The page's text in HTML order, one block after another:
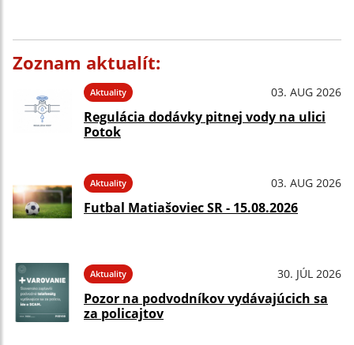
Zoznam aktualít:
Aktuality 03. AUG 2026
Regulácia dodávky pitnej vody na ulici
Potok
Aktuality 03. AUG 2026
Futbal Matiašoviec SR - 15.08.2026
Aktuality 30. JÚL 2026
Pozor na podvodníkov vydávajúcich sa
za policajtov